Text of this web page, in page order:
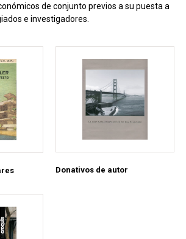
de conjunto previos a su puesta a
e investigadores.
Donativos de autor